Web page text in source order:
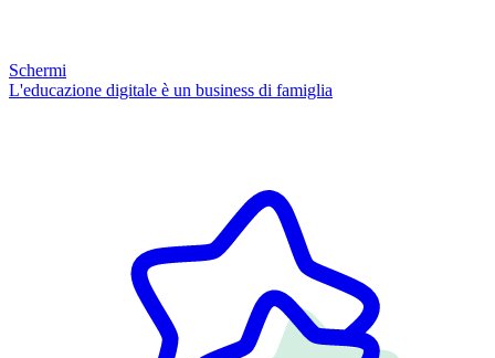
Schermi
L'educazione digitale è un business di famiglia